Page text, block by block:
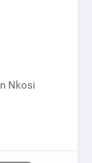
Nkosi